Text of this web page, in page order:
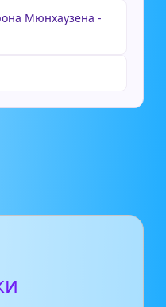
Мюнхаузена -